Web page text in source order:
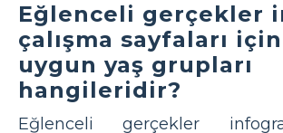
Eğlenceli gerçekler
çalışma sayfaları
uygun yaş grupları
hangileridir?
Eğlenceli gerçekler